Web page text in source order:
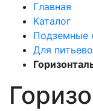
Главная
Каталог
Подземные
Для